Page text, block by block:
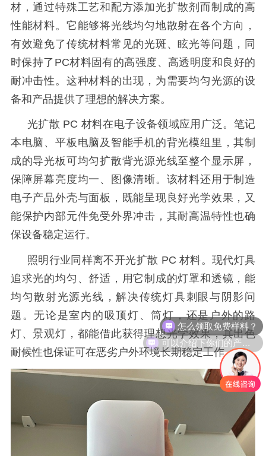
材，通过特殊工艺和配方添加光扩散剂而制成的高
性能材料。它能够将光线均匀地散射在各个方向，
有效避免了传统材料常见的光斑、眩光等问题，同
时保持了PC材料固有的高强度、高透明度和良好的
耐冲击性。这种材料的出现，为需要均匀光源的设
备和产品提供了理想的解决方案。
光扩散 PC 材料在电子设备领域应用广泛。笔记
本电脑、平板电脑及智能手机的背光模组里，其制
成的导光板可均匀扩散背光源光线至整个显示屏，
保障屏幕亮度均一、图像清晰。该材料还用于制造
电子产品外壳与面板，既能呈现良好光学效果，又
能保护内部元件免受外界冲击，其耐高温特性也确
保设备稳定运行。
照明行业同样离不开光扩散 PC 材料。现代灯具
追求光的均匀、舒适，用它制成的灯罩和透镜，能
均匀散射光源光线，解决传统灯具刺眼与阴影问
题。无论是室内的吸顶灯、筒灯，还是户外的路
灯、景观灯，都能借此获得理想光学效果，其出色
耐候性也保证可在恶劣户外环境长期稳定工作。
怎么领取免费样料？
可以介绍下你们的产品么